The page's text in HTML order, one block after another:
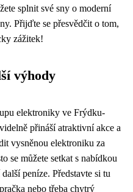
splnit své sny o moderní
Přijďte se přesvědčit o tom,
zážitek!
výhody
elektroniky ve Frýdku-
přináší atraktivní akce a
vysněnou elektroniku za
se můžete setkat s nabídkou
peníze. Představte si tu
nebo třeba chytrý